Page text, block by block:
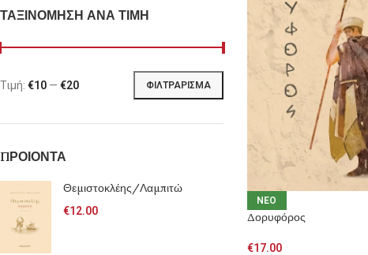
ΤΑΞΙΝΟΜΗΣΗ ΑΝΑ ΤΙΜΗ
ΦΙΛΤΡΆΡΙΣΜΑ
Τιμή: €10 — €20
ΠΡΟΙΟΝΤΑ
Θεμιστοκλέης/Λαμπιτώ
€12.00
NEO
Δορυφόρος
€17.00